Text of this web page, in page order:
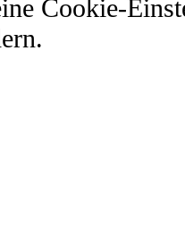
Cookie-